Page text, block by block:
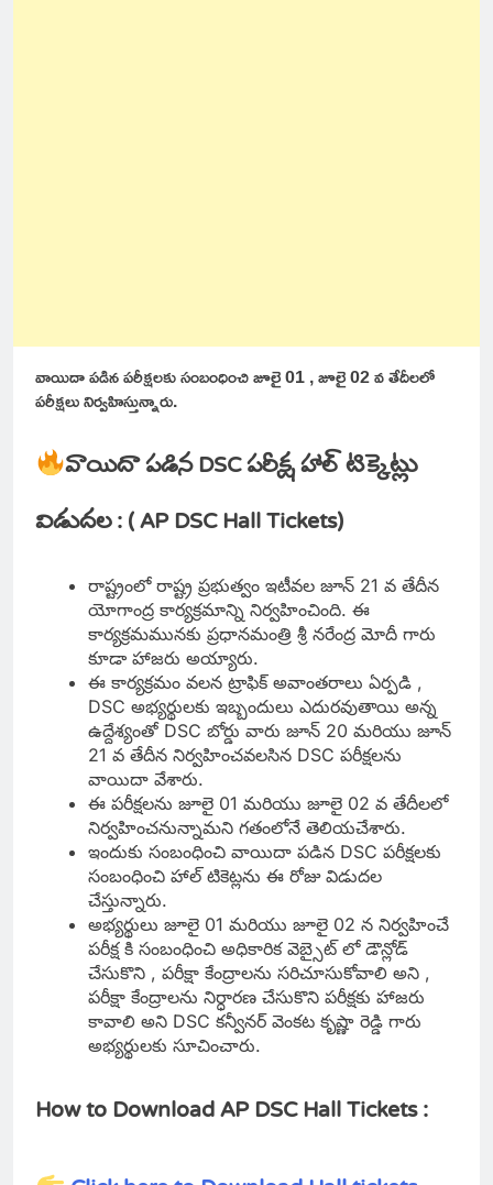
వాయిదా పడిన పరీక్షలకు సంబంధించి జూలై 01 , జూలై 02 వ తేదీలలో
పరీక్షలు నిర్వహిస్తున్నారు.
వాయిదా పడిన DSC పరీక్ష హాల్ టిక్కెట్లు
విడుదల : ( AP DSC Hall Tickets)
రాష్ట్రంలో రాష్ట్ర ప్రభుత్వం ఇటీవల జూన్ 21 వ తేదీన
యోగాంద్ర కార్యక్రమాన్ని నిర్వహించింది. ఈ
కార్యక్రమమునకు ప్రధానమంత్రి శ్రీ నరేంద్ర మోదీ గారు
కూడా హాజరు అయ్యారు.
ఈ కార్యక్రమం వలన ట్రాఫిక్ అవాంతరాలు ఏర్పడి ,
DSC అభ్యర్థులకు ఇబ్బందులు ఎదురవుతాయి అన్న
ఉద్దేశ్యంతో DSC బోర్డు వారు జూన్ 20 మరియు జూన్
21 వ తేదీన నిర్వహించవలసిన DSC పరీక్షలను
వాయిదా వేశారు.
ఈ పరీక్షలను జూలై 01 మరియు జూలై 02 వ తేదీలలో
నిర్వహించనున్నామని గతంలోనే తెలియచేశారు.
ఇందుకు సంబంధించి వాయిదా పడిన DSC పరీక్షలకు
సంబంధించి హాల్ టికెట్లను ఈ రోజు విడుదల
చేస్తున్నారు.
అభ్యర్థులు జూలై 01 మరియు జూలై 02 న నిర్వహించే
పరీక్ష కి సంబంధించి అధికారిక వెబ్సైట్ లో డౌన్లోడ్
చేసుకొని , పరీక్షా కేంద్రాలను సరిచూసుకోవాలి అని ,
పరీక్షా కేంద్రాలను నిర్ధారణ చేసుకొని పరీక్షకు హాజరు
కావాలి అని DSC కన్వీనర్ వెంకట కృష్ణా రెడ్డి గారు
అభ్యర్థులకు సూచించారు.
How to Download AP DSC Hall Tickets :